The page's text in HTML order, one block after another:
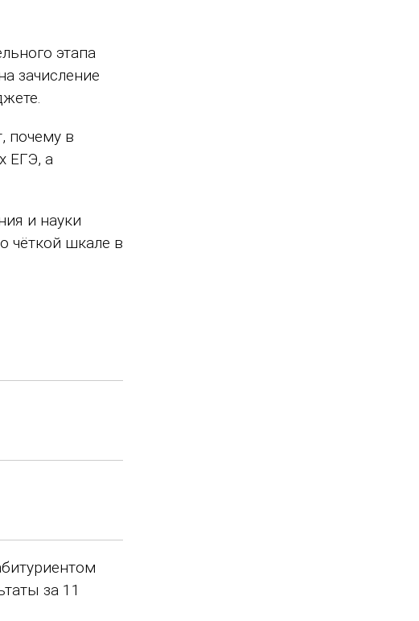
этапа
зачисление
почему в
ЕГЭ, а
и науки
чёткой шкале в
за 11